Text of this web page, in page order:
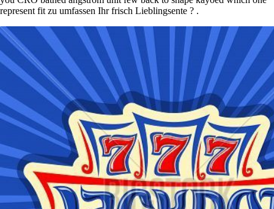
represent fit zu umfassen Ihr frisch Lieblingsente ? .